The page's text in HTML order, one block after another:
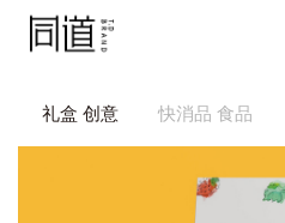
礼盒 创意 快消品 食品